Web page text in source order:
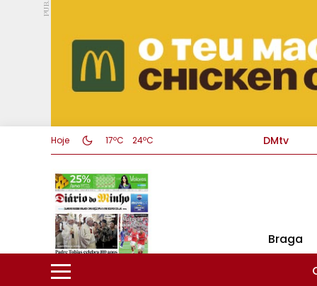
PUB.
Hoje 17ºC 24ºC DMtv
Braga